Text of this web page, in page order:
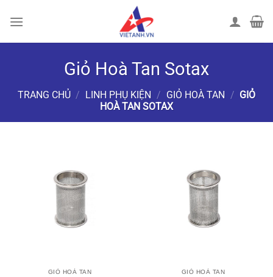
đến
Giỏ Hoà Tan Sotax
TRANG CHỦ / LINH PHỤ KIỆN / GIỎ HOÀ TAN / GIỎ
HOÀ TAN SOTAX
GIỎ HOÀ TAN GIỎ HOÀ TAN